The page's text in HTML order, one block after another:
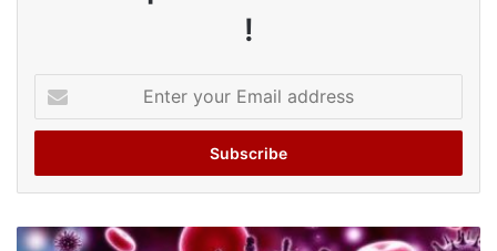
!
your
Email